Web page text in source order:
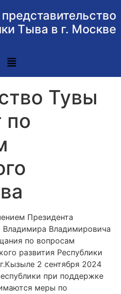
Тыва в г. Москве
Тувы
по
Президента
Владимировича
по вопросам
развития Республики
2 сентября 2024
при поддержке
меры по